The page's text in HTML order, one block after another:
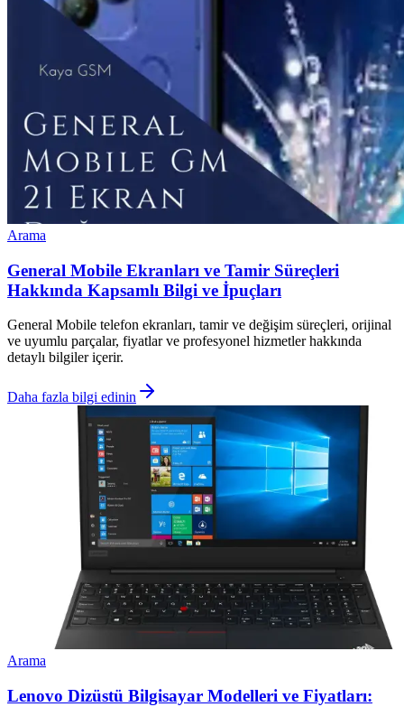
Arama
General Mobile Ekranları ve Tamir Süreçleri
Hakkında Kapsamlı Bilgi ve İpuçları
General Mobile telefon ekranları, tamir ve değişim süreçleri, orijinal
ve uyumlu parçalar, fiyatlar ve profesyonel hizmetler hakkında
detaylı bilgiler içerir.
Daha fazla bilgi edinin
Arama
Lenovo Dizüstü Bilgisayar Modelleri ve Fiyatları: